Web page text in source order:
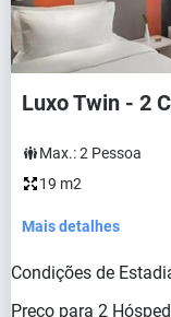
Luxo Twin - 2
Max.:2 Pessoa
19 m2
Mais detalhes
Condições de
Preço para 2